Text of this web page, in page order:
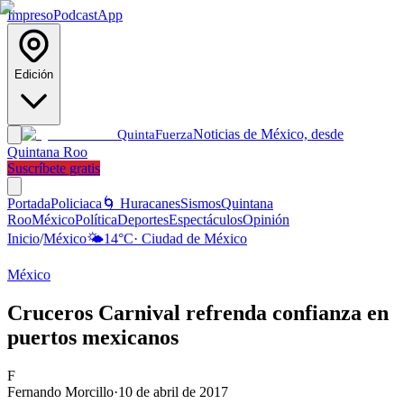
ImpresoPodcastApp
Edición
QuintaFuerzaNoticias de México, desde
Quintana Roo
Suscríbete gratis
PortadaPoliciaca 🌀 HuracanesSismosQuintana
RooMéxicoPolíticaDeportesEspectáculosOpinión
Inicio/México🌤️14°C· Ciudad de México
México
Cruceros Carnival refrenda confianza en
puertos mexicanos
F
Fernando Morcillo·10 de abril de 2017